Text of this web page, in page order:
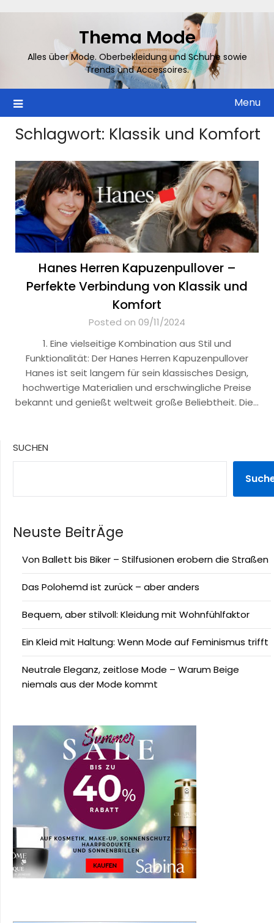
Thema Mode
Alles über Mode. Oberbekleidung und Schuhe sowie
Trends und Accessoires.
Menu
Schlagwort: Klassik und Komfort
Hanes Herren Kapuzenpullover –
Perfekte Verbindung von Klassik und
Komfort
Posted on 09/11/2024
1. Eine vielseitige Kombination aus Stil und
Funktionalität: Der Hanes Herren Kapuzenpullover
Hanes ist seit langem für sein klassisches Design,
hochwertige Materialien und erschwingliche Preise
bekannt und genießt weltweit große Beliebtheit. Die…
SUCHEN
Neuste BeitrÄge
Von Ballett bis Biker – Stilfusionen erobern die Straßen
Das Polohemd ist zurück – aber anders
Bequem, aber stilvoll: Kleidung mit Wohnfühlfaktor
Ein Kleid mit Haltung: Wenn Mode auf Feminismus trifft
Neutrale Eleganz, zeitlose Mode – Warum Beige
niemals aus der Mode kommt